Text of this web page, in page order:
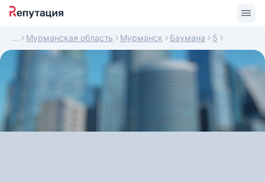
Мурманская область Мурманск Баумана 5